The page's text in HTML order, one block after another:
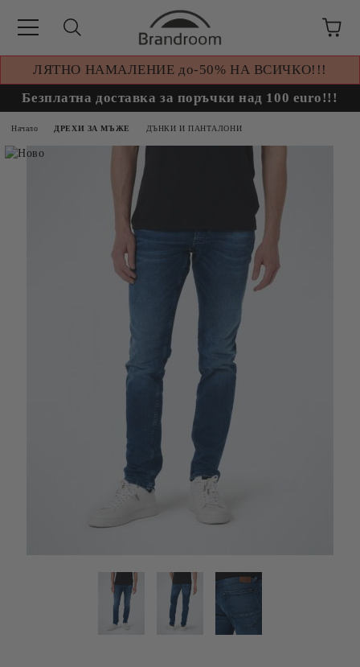
ЛЯТНО НАМАЛЕНИЕ до-50% НА ВСИЧКО!!!
Безплатна доставка за поръчки над 100 euro!!!
Начало ДРЕХИ ЗА МЪЖЕ ДЪНКИ И ПАНТАЛОНИ